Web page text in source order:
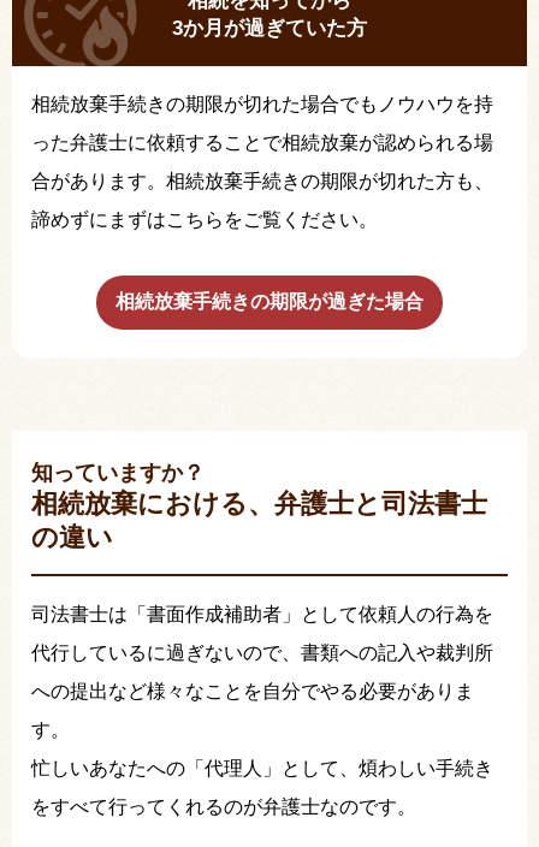
3か月が過ぎていた方
相続放棄手続きの期限が切れた場合でもノウハウを持
った弁護士に依頼することで相続放棄が認められる場
合があります。相続放棄手続きの期限が切れた方も、
諦めずにまずはこちらをご覧ください。
相続放棄手続きの期限が過ぎた場合
知っていますか？
相続放棄における、弁護士と司法書士
の違い
司法書士は「書面作成補助者」として依頼人の行為を
代行しているに過ぎないので、書類への記入や裁判所
への提出など様々なことを自分でやる必要がありま
す。
忙しいあなたへの「代理人」として、煩わしい手続き
をすべて行ってくれるのが弁護士なのです。